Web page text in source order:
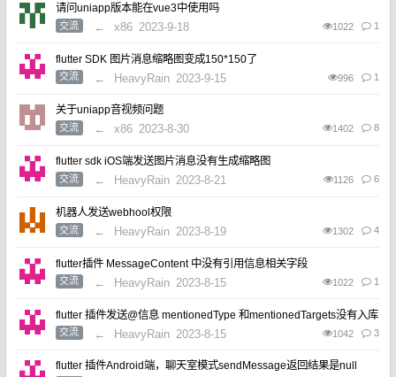
请问uniapp版本能在vue3中使用吗
交流 ← x86 2023-9-18 1022 1
flutter SDK 图片消息缩略图变成150*150了
交流 ← HeavyRain 2023-9-15 996 1
关于uniapp音视频问题
交流 ← x86 2023-8-30 1402 8
flutter sdk iOS端发送图片消息没有生成缩略图
交流 ← HeavyRain 2023-8-21 1126 6
机器人发送webhool权限
交流 ← HeavyRain 2023-8-19 1302 4
flutter插件 MessageContent 中没有引用信息相关字段
交流 ← HeavyRain 2023-8-15 1022 1
flutter 插件发送@信息 mentionedType 和mentionedTargets没有入库
交流 ← HeavyRain 2023-8-15 1042 3
flutter 插件Android端，聊天室模式sendMessage返回结果是null